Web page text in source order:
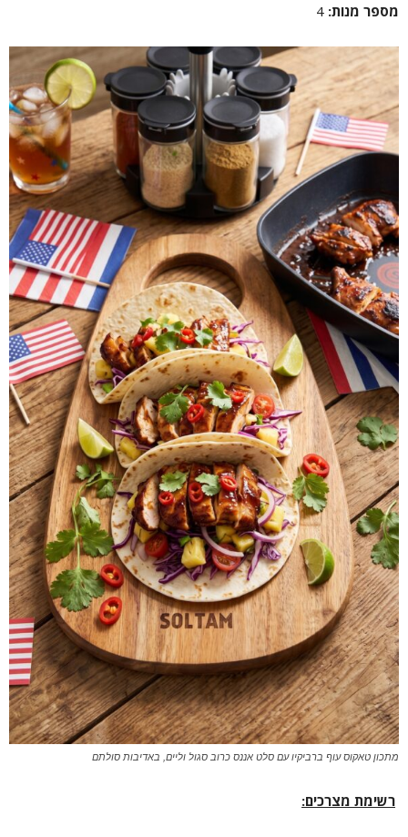
מספר מנות: 4
מתכון טאקוס עוף ברביקיו עם סלט אננס כרוב סגול וליים, באדיבות סולתם
רשימת מצרכים: